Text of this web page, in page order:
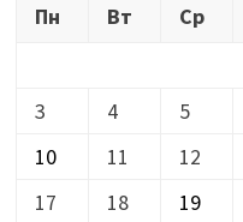
Пн
Вт Ср
3
4 5
10
11 12
17
18 19